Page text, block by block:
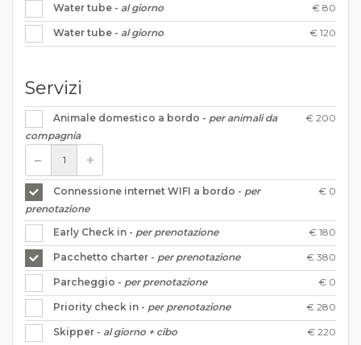
Water tube - al giorno € 80
Water tube - al giorno € 120
Servizi
Animale domestico a bordo - per animali da
compagnia
€ 200
Connessione internet WIFI a bordo - per
prenotazione
€ 0
Early Check in - per prenotazione € 180
Pacchetto charter - per prenotazione € 380
Parcheggio - per prenotazione € 0
Priority check in - per prenotazione € 280
Skipper - al giorno + cibo € 220